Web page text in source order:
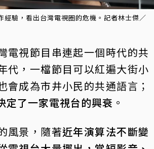
經驗，看出台灣電視圈的危機。記者林士傑／
電視節目串連起一個時代的共
代，一檔節目可以紅遍大街小
會成為市井小民的共通語言；
定了一家電視台的興衰 。
風景，隨著近年演算法不斷變